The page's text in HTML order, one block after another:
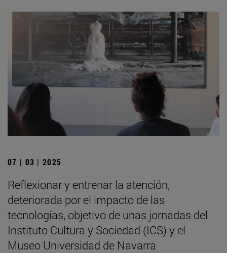
07 | 03 | 2025
Reflexionar y entrenar la atención,
deteriorada por el impacto de las
tecnologías, objetivo de unas jornadas del
Instituto Cultura y Sociedad (ICS) y el
Museo Universidad de Navarra